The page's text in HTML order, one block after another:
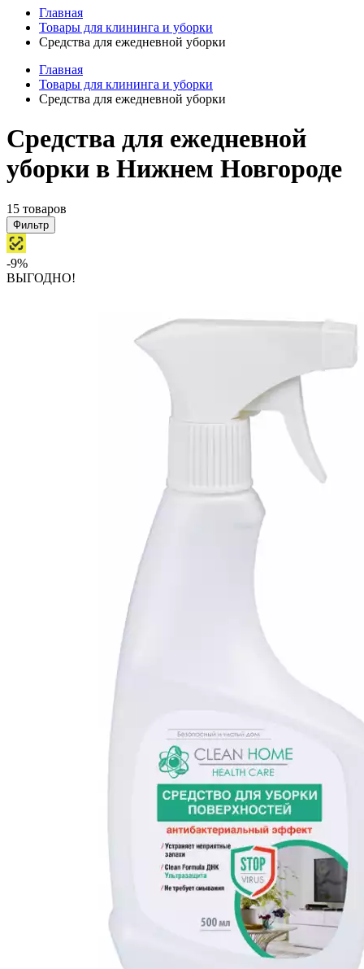
Главная
Товары для клининга и уборки
Средства для ежедневной уборки
Главная
Товары для клининга и уборки
Средства для ежедневной уборки
Средства для ежедневной
уборки в Нижнем Новгороде
15 товаров
Фильтр
-9%
ВЫГОДНО!